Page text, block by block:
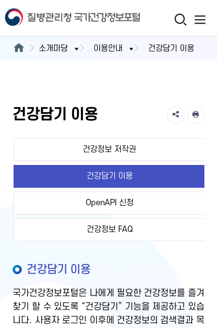
소개마당 이용안내 건강담기 이용
건강담기 이용
건강정보 저작권
건강담기 이용
OpenAPI 신청
건강정보 FAQ
건강담기 이용
국가건강정보포털은 나에게 필요한 건강정보를 즐겨
찾기 할 수 있도록 “건강담기” 기능을 제공하고 있습
니다. 사용자 로그인 이후에 건강정보의 검색결과 목